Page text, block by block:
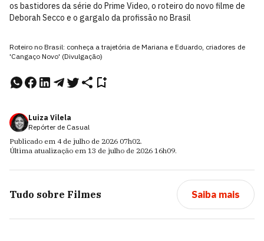
os bastidores da série do Prime Video, o roteiro do novo filme de
Deborah Secco e o gargalo da profissão no Brasil
Roteiro no Brasil: conheça a trajetória de Mariana e Eduardo, criadores de
'Cangaço Novo' (Divulgação)
Luiza Vilela
Repórter de Casual
Publicado em 4 de julho de 2026 07h02.
Última atualização em 13 de julho de 2026 16h09.
Tudo sobre Filmes Saiba mais